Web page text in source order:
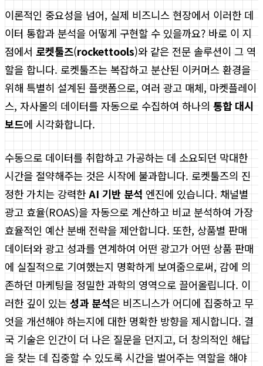
이론적인 중요성을 넘어, 실제 비즈니스 현장에서 이러한 데
이터 통합과 분석을 어떻게 구현할 수 있을까요? 바로 이 지
점에서 로켓툴즈(rockettools)와 같은 전문 솔루션이 그 역
할을 합니다. 로켓툴즈는 복잡하고 분산된 이커머스 환경을
위해 특별히 설계된 플랫폼으로, 여러 광고 매체, 마켓플레이
스, 자사몰의 데이터를 자동으로 수집하여 하나의 통합 대시
보드에 시각화합니다.
수동으로 데이터를 취합하고 가공하는 데 소요되던 막대한
시간을 절약해주는 것은 시작에 불과합니다. 로켓툴즈의 진
정한 가치는 강력한 AI 기반 분석 엔진에 있습니다. 채널별
광고 효율(ROAS)을 자동으로 계산하고 비교 분석하여 가장
효율적인 예산 분배 전략을 제안합니다. 또한, 상품별 판매
데이터와 광고 성과를 연계하여 어떤 광고가 어떤 상품 판매
에 실질적으로 기여했는지 명확하게 보여줌으로써, 감에 의
존하던 마케팅을 정밀한 과학의 영역으로 끌어올립니다. 이
러한 깊이 있는 성과 분석은 비즈니스가 어디에 집중하고 무
엇을 개선해야 하는지에 대한 명확한 방향을 제시합니다. 결
국 기술은 인간이 더 나은 질문을 던지고, 더 창의적인 해답
을 찾는 데 집중할 수 있도록 시간을 벌어주는 역할을 해야